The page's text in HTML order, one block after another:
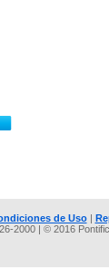
de Uso|
2000 | © 2016